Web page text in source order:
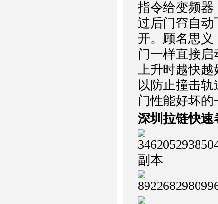
指令给变频器
过后门帘自动
开。顾名思
门一样直接
上升时越快越
以防止撞击
门性能好坏的
深圳拉链快速